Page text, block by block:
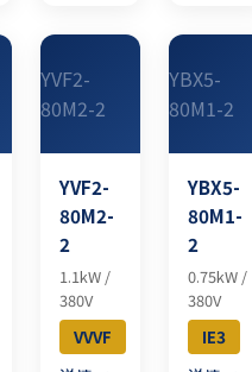
YVF2-
80M2-2
YVF2-
80M2-
2
1.1kW /
380V
VVVF
YBX5-
80M1-2
YBX5-
80M1-
2
0.75kW /
380V
IE3